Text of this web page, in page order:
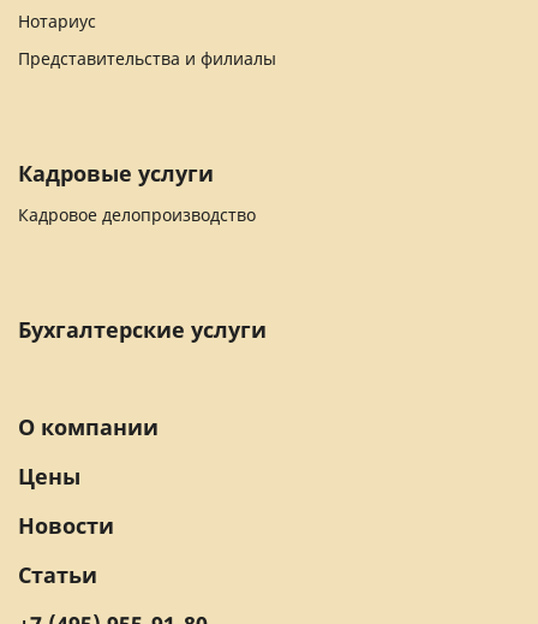
Нотариус
Представительства и филиалы
Кадровые услуги
Кадровое делопроизводство
Бухгалтерские услуги
О компании
Цены
Новости
Статьи